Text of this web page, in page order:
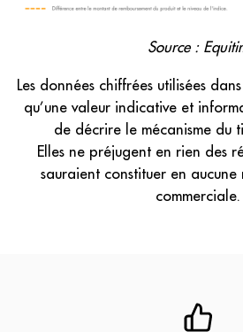
Source :
Les données chiffrées utilisées
qu’une valeur indicative et
de décrire le mécanisme du
Elles ne préjugent en rien des
sauraient constituer en
commerciale.